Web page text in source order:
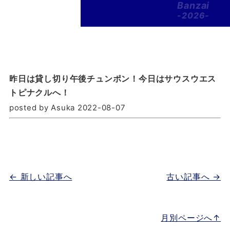
Banzai
-2026-
昨日は貸し切り午後チュンポン！今日はサウスウエス
トピナクルへ！
posted by Asuka 2022-08-07
古い記事へ →
← 新しい記事へ
月別ページへ↑